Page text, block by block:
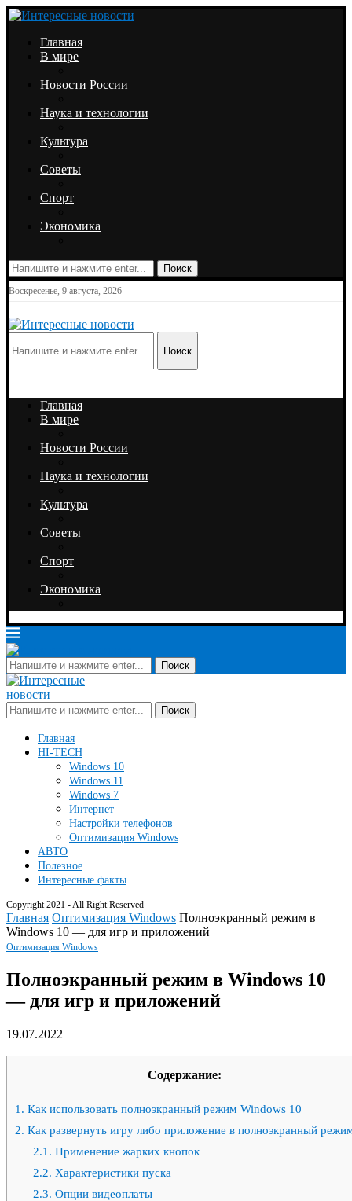
Главная
В мире
Новости России
Наука и технологии
Культура
Советы
Спорт
Экономика
Поиск
Воскресенье, 9 августа, 2026
Поиск
Главная
В мире
Новости России
Наука и технологии
Культура
Советы
Спорт
Экономика
Поиск
Поиск
Главная
HI-TECH
Windows 10
Windows 11
Windows 7
Интернет
Настройки телефонов
Оптимизация Windows
АВТО
Полезное
Интересные факты
Copyright 2021 - All Right Reserved
Главная Оптимизация Windows Полноэкранный режим в
Windows 10 — для игр и приложений
Оптимизация Windows
Полноэкранный режим в Windows 10
— для игр и приложений
19.07.2022
Содержание:
1. Как использовать полноэкранный режим Windows 10
2. Как развернуть игру либо приложение в полноэкранный
2.1. Применение жарких кнопок
2.2. Характеристики пуска
2.3. Опции видеоплаты